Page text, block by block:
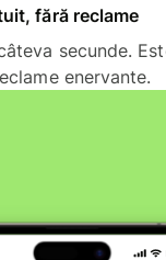
fără reclame
secunde.
enervante.